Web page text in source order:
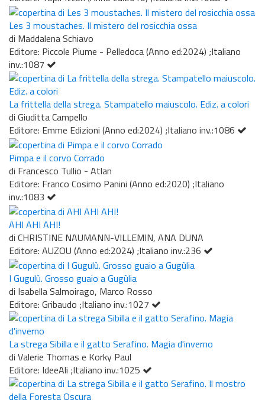
Les 3 moustaches. Il mistero del rosicchia ossa
di Maddalena Schiavo
Editore: Piccole Piume - Pelledoca (Anno ed:2024) ;Italiano
inv.:1087
La frittella della strega. Stampatello maiuscolo. Ediz. a colori
di Giuditta Campello
Editore: Emme Edizioni (Anno ed:2024) ;Italiano inv.:1086
Pimpa e il corvo Corrado
di Francesco Tullio - Atlan
Editore: Franco Cosimo Panini (Anno ed:2020) ;Italiano
inv.:1083
AHI AHI AHI!
di CHRISTINE NAUMANN-VILLEMIN, ANA DUNA
Editore: AUZOU (Anno ed:2024) ;Italiano inv.:236
I Gugulù. Grosso guaio a Gugùlia
di Isabella Salmoirago, Marco Rosso
Editore: Gribaudo ;Italiano inv.:1027
La strega Sibilla e il gatto Serafino. Magia d'inverno
di Valerie Thomas e Korky Paul
Editore: IdeeAli ;Italiano inv.:1025